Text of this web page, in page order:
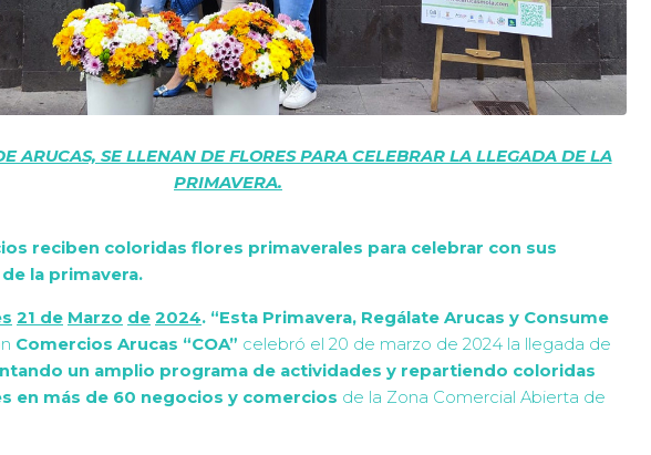
ARUCAS, SE LLENAN DE FLORES PARA CELEBRAR LA LLEGADA DE LA
PRIMAVERA.
reciben coloridas flores primaverales para celebrar con sus
la primavera.
21 de Marzo de 2024. “Esta Primavera, Regálate Arucas y Consume
Comercios Arucas “COA” celebró el 20 de marzo de 2024 la llegada de
un amplio programa de actividades y repartiendo coloridas
en más de 60 negocios y comercios de la Zona Comercial Abierta de